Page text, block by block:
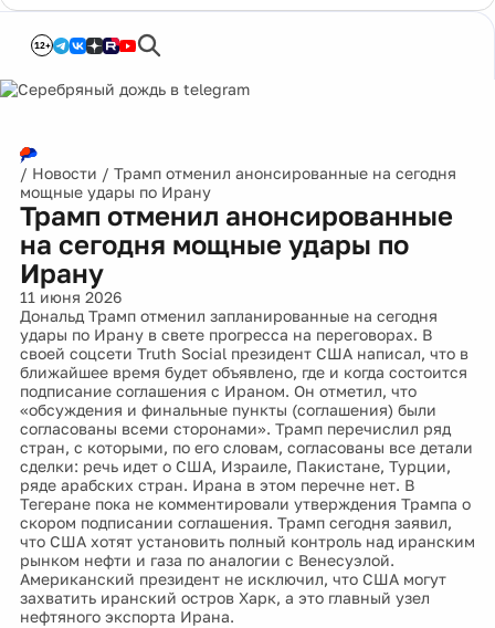
12+
/ Новости / Трамп отменил анонсированные на сегодня
мощные удары по Ирану
Трамп отменил анонсированные
на сегодня мощные удары по
Ирану
11 июня 2026
Дональд Трамп отменил запланированные на сегодня
удары по Ирану в свете прогресса на переговорах. В
своей соцсети Truth Social президент США написал, что в
ближайшее время будет объявлено, где и когда состоится
подписание соглашения с Ираном. Он отметил, что
«обсуждения и финальные пункты (соглашения) были
согласованы всеми сторонами». Трамп перечислил ряд
стран, с которыми, по его словам, согласованы все детали
сделки: речь идет о США, Израиле, Пакистане, Турции,
ряде арабских стран. Ирана в этом перечне нет. В
Тегеране пока не комментировали утверждения Трампа о
скором подписании соглашения. Трамп сегодня заявил,
что США хотят установить полный контроль над иранским
рынком нефти и газа по аналогии с Венесуэлой.
Американский президент не исключил, что США могут
захватить иранский остров Харк, а это главный узел
нефтяного экспорта Ирана.